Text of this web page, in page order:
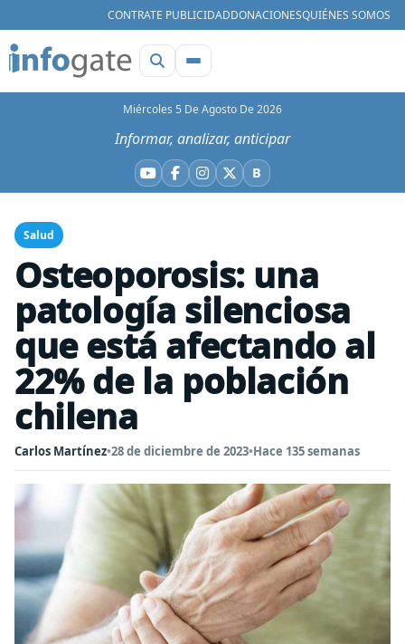
CONTRATE PUBLICIDADDONACIONESQUIÉNES SOMOS
Miércoles 5 De Agosto De 2026
Informar, analizar, anticipar
YouTube
Facebook
Instagram
X BBluesky
Salud
Osteoporosis: una
patología silenciosa
que está afectando al
22% de la población
chilena
Carlos Martínez•28 de diciembre de 2023•Hace 135 semanas